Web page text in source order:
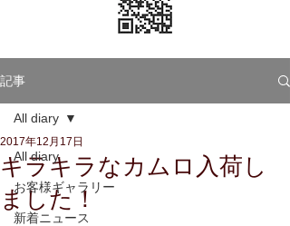
記事
All diary
お客様ギャラリー
新着ニュース
All diary
キラキラなカムロ入荷し
ました！
2017年12月17日